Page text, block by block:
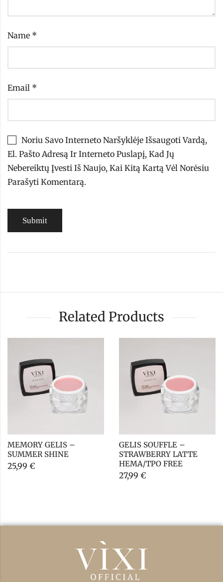
Name *
Email *
Noriu Savo Interneto Naršyklėje Išsaugoti Vardą,
El. Pašto Adresą Ir Interneto Puslapį, Kad Jų
Nebereiktų Įvesti Iš Naujo, Kai Kitą Kartą Vėl Norėsiu
Parašyti Komentarą.
Related Products
MEMORY GELIS –
SUMMER SHINE
25,99 €
GELIS SOUFFLE –
STRAWBERRY LATTE
HEMA/TPO FREE
27,99 €